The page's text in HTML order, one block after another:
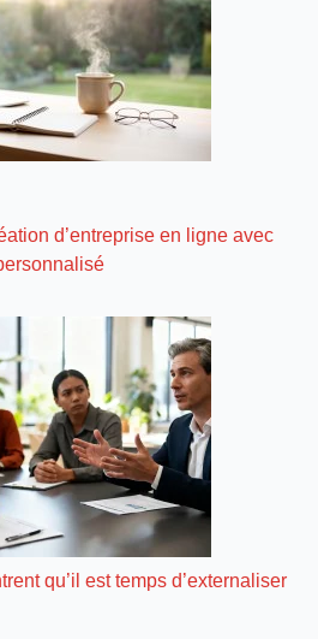
d’entreprise en ligne avec
qu’il est temps d’externaliser